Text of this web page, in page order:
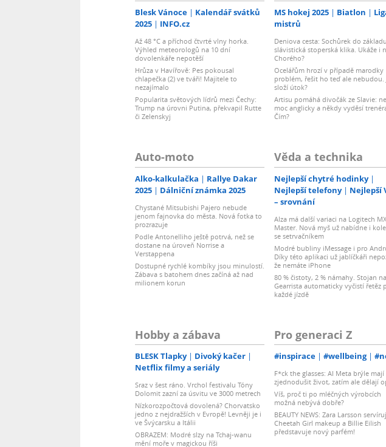
Blesk Vánoce
Kalendář svátků
2025
INFO.cz
Až 48 °C a příchod čtvrté vlny horka.
Výhled meteorologů na 10 dní
dovolenkáře nepotěší
Hrůza v Havířově: Pes pokousal
chlapečka (2) ve tváři! Majitele to
nezajímalo
Popularita světových lídrů mezi Čechy:
Trump na úrovni Putina, překvapil Rutte
či Zelenskyj
MS hokej 2025 Biatlon
mistrů
Deniova cesta: Sochůrek do
slávistická stoperská klika. Ukáže i
Chorého?
Ocelářům hrozí v případě marodky
problém, řešit ho teď ale nebudou.
složí útok?
Artisu pomáhá divočák ze Slavie:
moc anglicky a někdy vyděsí
Čím?
Auto-moto
Alko-kalkulačka
Rallye Dakar
2025
Dálniční známka 2025
Chystané Mitsubishi Pajero nebude
jenom fajnovka do města. Nová fotka to
prozrazuje
Podle Antonelliho ještě potrvá, než se
dostane na úroveň Norrise a
Verstappena
Dostupné rychlé kombíky jsou minulostí.
Zábava s batohem dnes začíná až nad
milionem korun
Věda a technika
Nejlepší chytré hodinky
Nejlepší telefony
Nejlepší
– srovnání
Alza má další variaci na Logitech MX
Master. Nová myš už nabídne i
se setrvačníkem
Modré bubliny iMessage i pro
Díky této aplikaci už jablíčkáři
že nemáte iPhone
80 % čistoty, 2 % námahy. Stojan
Gearrista automaticky vyčistí řetěz
každé jízdě
Hobby a zábava
BLESK Tlapky
Divoký kačer
Netflix filmy a seriály
Sraz v šest ráno. Vrchol festivalu Tóny
Dolomit zazní za úsvitu ve 3000 metrech
Nízkorozpočtová dovolená? Chorvatsko
jedno z nejdražších v Evropě! Levněji je i
ve Švýcarsku a Itálii
OBRAZEM: Modré slzy na Tchaj-wanu
mění moře v magickou říši
Pro generaci Z
#inspirace #wellbeing
F*ck the glasses: AI Meta brýle mají
zjednodušit život, zatím ale dělají
Víš, proč ti po mléčných výrobcích
možná nebývá dobře?
BEAUTY NEWS: Zara Larsson
Cheetah Girl makeup a Billie Eilish
představuje nový parfém!